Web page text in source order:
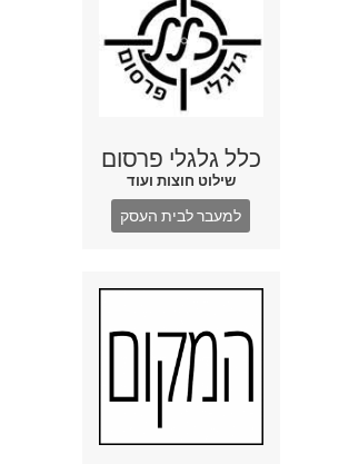
כלל גלגלי פרסום
שילוט חוצות ועוד
למעבר לבית העסק